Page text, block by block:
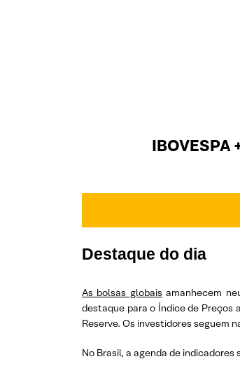
IBOVESPA
Destaque do dia
As bolsas globais amanhecem
destaque para o Índice de Preços
Reserve. Os investidores seguem
No Brasil, a agenda de